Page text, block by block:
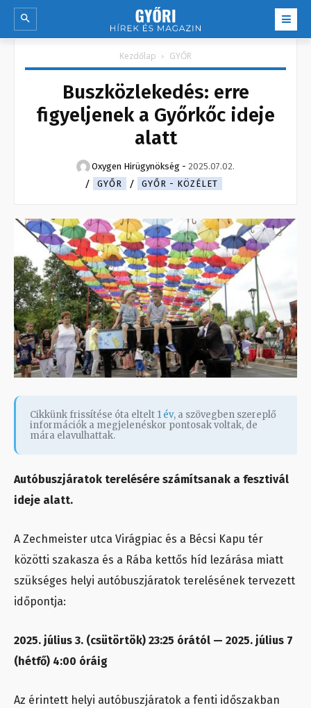
Kezdőlap GYŐR
Buszközlekedés: erre
figyeljenek a Győrkőc ideje
alatt
Oxygen Hirügynökség - 2025.07.02.
GYŐR
GYŐR - KÖZÉLET
Cikkünk frissítése óta eltelt 1 év, a szövegben szereplő
információk a megjelenéskor pontosak voltak, de
mára elavulhattak.
Autóbuszjáratok terelésére számítsanak a fesztivál
ideje alatt.
A Zechmeister utca Virágpiac és a Bécsi Kapu tér
közötti szakasza és a Rába kettős híd lezárása miatt
szükséges helyi autóbuszjáratok terelésének tervezett
időpontja:
2025. július 3. (csütörtök) 23:25 órától — 2025. július 7
(hétfő) 4:00 óráig
Az érintett helyi autóbuszjáratok a fenti időszakban